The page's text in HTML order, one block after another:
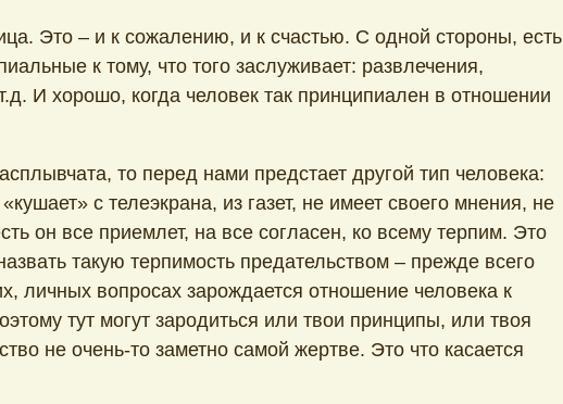
Это – и к сожалению, и к счастью. С одной стороны, есть
к тому, что того заслуживает: развлечения,
И хорошо, когда человек так принципиален в отношении
то перед нами предстает другой тип человека:
с телеэкрана, из газет, не имеет своего мнения, не
он все приемлет, на все согласен, ко всему терпим. Это
такую терпимость предательством – прежде всего
личных вопросах зарождается отношение человека к
тут могут зародиться или твои принципы, или твоя
не очень-то заметно самой жертве. Это что касается